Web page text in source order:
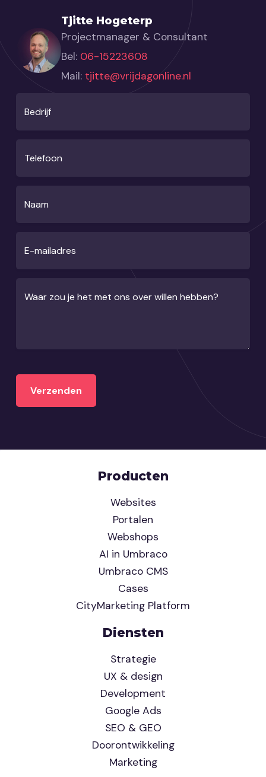
Tjitte Hogeterp
Projectmanager & Consultant
Bel: 06-15223608
Mail: tjitte@vrijdagonline.nl
Bedrijf
Telefoon
Naam
E-mailadres
Waar zou je het met ons over willen hebben?
Producten
Websites
Portalen
Webshops
AI in Umbraco
Umbraco CMS
Cases
CityMarketing Platform
Diensten
Strategie
UX & design
Development
Google Ads
SEO & GEO
Doorontwikkeling
Marketing